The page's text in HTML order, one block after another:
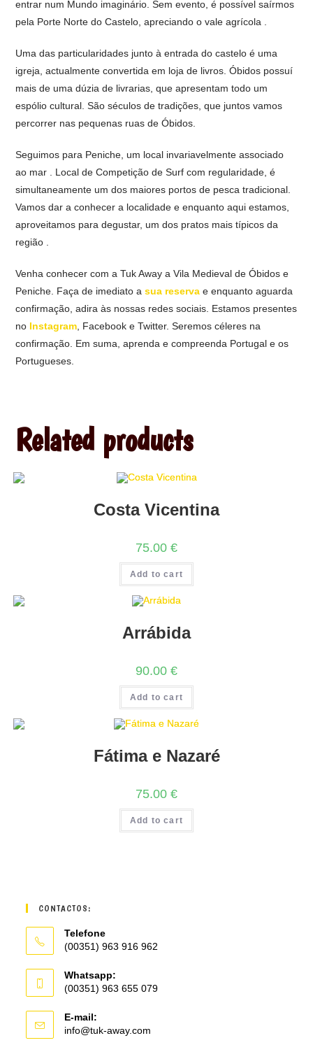
entrar num Mundo imaginário. Sem evento, é possível saírmos
pela Porte Norte do Castelo, apreciando o vale agrícola .
Uma das particularidades junto à entrada do castelo é uma
igreja, actualmente convertida em loja de livros. Óbidos possuí
mais de uma dúzia de livrarias, que apresentam todo um
espólio cultural. São séculos de tradições, que juntos vamos
percorrer nas pequenas ruas de Óbidos.
Seguimos para Peniche, um local invariavelmente associado
ao mar . Local de Competição de Surf com regularidade, é
simultaneamente um dos maiores portos de pesca tradicional.
Vamos dar a conhecer a localidade e enquanto aqui estamos,
aproveitamos para degustar, um dos pratos mais típicos da
região .
Venha conhecer com a Tuk Away a Vila Medieval de Óbidos e
Peniche. Faça de imediato asua reserva e enquanto aguarda
confirmação, adira às nossas redes sociais. Estamos presentes
no Instagram , Facebook e Twitter. Seremos céleres na
confirmação. Em suma, aprenda e compreenda Portugal e os
Portugueses.
Related products
Costa Vicentina
75.00 €
Add to cart
Arrábida
90.00 €
Add to cart
Fátima e Nazaré
75.00 €
Add to cart
CONTACTOS:
Telefone
(00351) 963 916 962
Whatsapp:
(00351) 963 655 079
E-mail:
info@tuk-away.com